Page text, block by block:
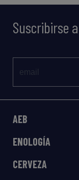
Suscribirse
AEB
ENOLOGÍA
CERVEZA